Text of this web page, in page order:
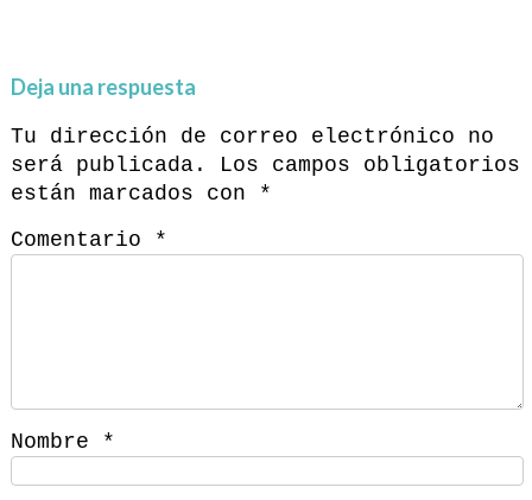
Deja una respuesta
Tu dirección de correo electrónico no
será publicada.
Los campos obligatorios
están marcados con
*
Comentario
*
Nombre *